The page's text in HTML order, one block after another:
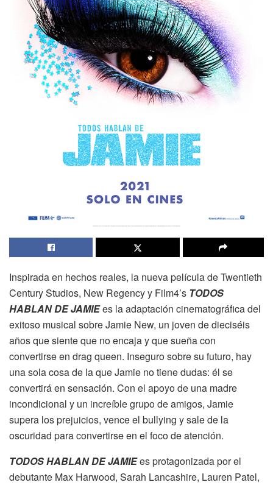
Inspirada en hechos reales, la nueva película de Twentieth
Century Studios, New Regency y Film4’s TODOS
HABLAN DE JAMIEes la adaptación cinematográfica del
exitoso musical sobre Jamie New, un joven de dieciséis
años que siente que no encaja y que sueña con
convertirse en drag queen. Inseguro sobre su futuro, hay
una sola cosa de la que Jamie no tiene dudas: él se
convertirá en sensación. Con el apoyo de una madre
incondicional y un increíble grupo de amigos, Jamie
supera los prejuicios, vence el bullying y sale de la
oscuridad para convertirse en el foco de atención.
TODOS HABLAN DE JAMIEes protagonizada por el
debutante Max Harwood, Sarah Lancashire, Lauren Patel,